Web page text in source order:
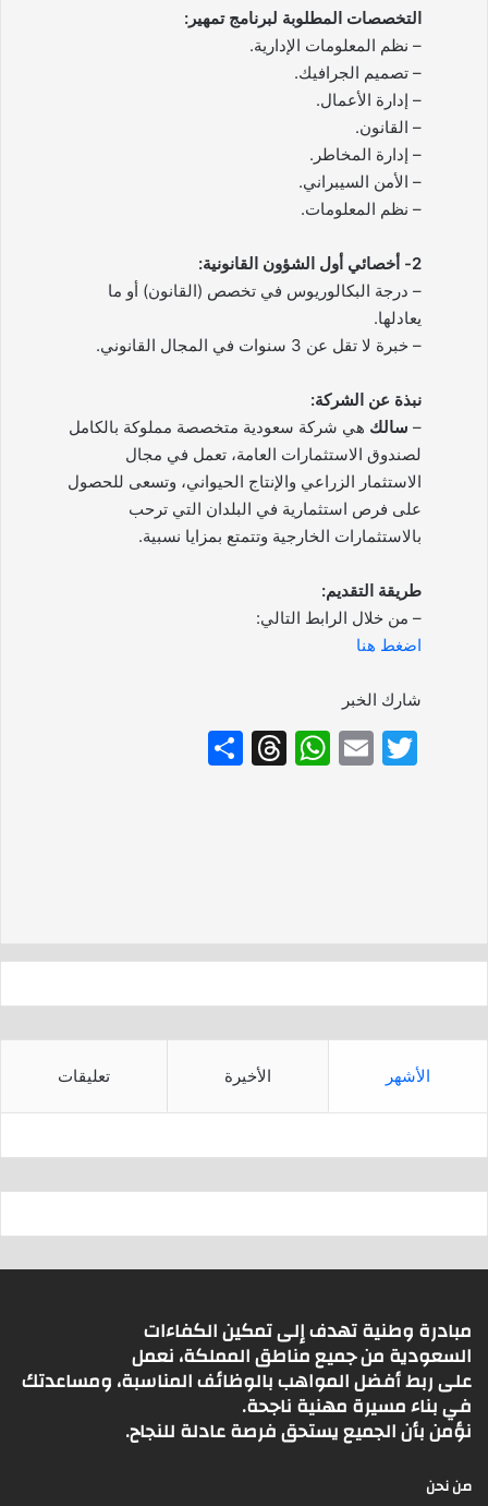
التخصصات المطلوبة لبرنامج تمهير:
– نظم المعلومات الإدارية.
– تصميم الجرافيك.
– إدارة الأعمال.
– القانون.
– إدارة المخاطر.
– الأمن السيبراني.
– نظم المعلومات.
2- أخصائي أول الشؤون القانونية:
– درجة البكالوريوس في تخصص (القانون) أو ما
يعادلها.
– خبرة لا تقل عن 3 سنوات في المجال القانوني.
نبذة عن الشركة:
– سالك هي شركة سعودية متخصصة مملوكة بالكامل
لصندوق الاستثمارات العامة، تعمل في مجال
الاستثمار الزراعي والإنتاج الحيواني، وتسعى للحصول
على فرص استثمارية في البلدان التي ترحب
بالاستثمارات الخارجية وتتمتع بمزايا نسبية.
طريقة التقديم:
– من خلال الرابط التالي:
اضغط هنا
شارك الخبر
T
E
W
p
T
الأشهر الأخيرة تعليقات
مبادرة وطنية تهدف إلى تمكين الكفاءات
السعودية من جميع مناطق المملكة، نعمل
على ربط أفضل المواهب بالوظائف المناسبة، ومساعدتك
في بناء مسيرة مهنية ناجحة.
نؤمن بأن الجميع يستحق فرصة عادلة للنجاح.
من نحن